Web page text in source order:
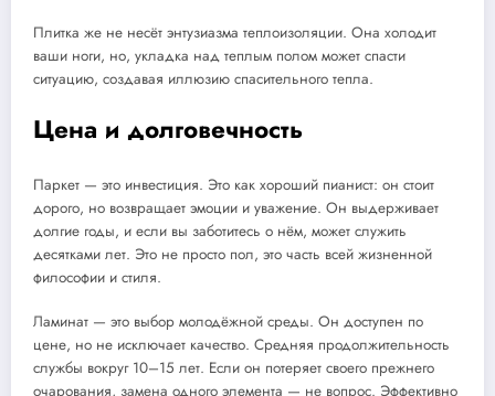
Плитка же не несёт энтузиазма теплоизоляции. Она холодит
ваши ноги, но, укладка над теплым полом может спасти
ситуацию, создавая иллюзию спасительного тепла.
Цена и долговечность
Паркет — это инвестиция. Это как хороший пианист: он стоит
дорого, но возвращает эмоции и уважение. Он выдерживает
долгие годы, и если вы заботитесь о нём, может служить
десятками лет. Это не просто пол, это часть всей жизненной
философии и стиля.
Ламинат — это выбор молодёжной среды. Он доступен по
цене, но не исключает качество. Средняя продолжительность
службы вокруг 10–15 лет. Если он потеряет своего прежнего
очарования, замена одного элемента — не вопрос. Эффективно